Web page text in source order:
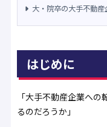
大・院卒の大手不動
はじめに
「大手不動産企業へ
るのだろうか」